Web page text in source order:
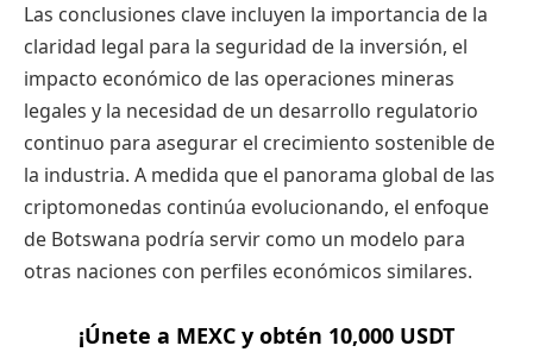
Las conclusiones clave incluyen la importancia de la
claridad legal para la seguridad de la inversión, el
impacto económico de las operaciones mineras
legales y la necesidad de un desarrollo regulatorio
continuo para asegurar el crecimiento sostenible de
la industria. A medida que el panorama global de las
criptomonedas continúa evolucionando, el enfoque
de Botswana podría servir como un modelo para
otras naciones con perfiles económicos similares.
¡Únete a MEXC y obtén 10,000 USDT